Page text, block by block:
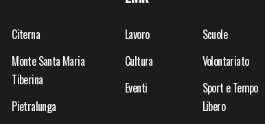
Citerna
Monte Santa Maria
Tiberina
Pietralunga
Lavoro
Scuole
Cultura
Volontariato
Eventi
Sport e Tempo
Libero